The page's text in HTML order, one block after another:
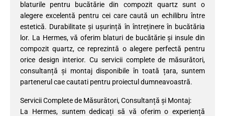
blaturile pentru bucătărie din compozit quartz sunt o
alegere excelentă pentru cei care caută un echilibru între
estetică. Durabilitate și ușurință în întreținere în bucătăria
lor. La Hermes, vă oferim blaturi de bucătărie și insule din
compozit quartz, ce reprezintă o alegere perfectă pentru
orice design interior. Cu servicii complete de măsurători,
consultanță și montaj disponibile în toată țara, suntem
partenerul cae cautati pentru proiectul dumneavoastră.
Servicii Complete de Măsurători, Consultanță și Montaj:
La Hermes, suntem dedicați să vă oferim o experiență